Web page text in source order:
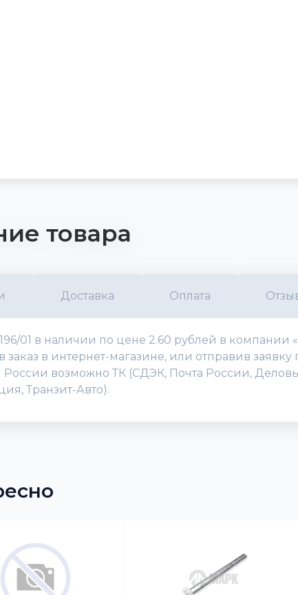
товара
Доставка Оплата
01 в наличии по цене 2.60 рублей в компании
в интернет-магазине, или отправив
возможно ТК (СДЭК, Почта России,
Транзит-Авто).